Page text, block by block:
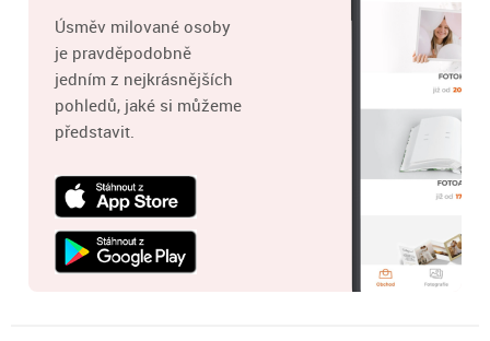
Úsměv milované osoby
je pravděpodobně
jedním z nejkrásnějších
pohledů, jaké si můžeme
představit.